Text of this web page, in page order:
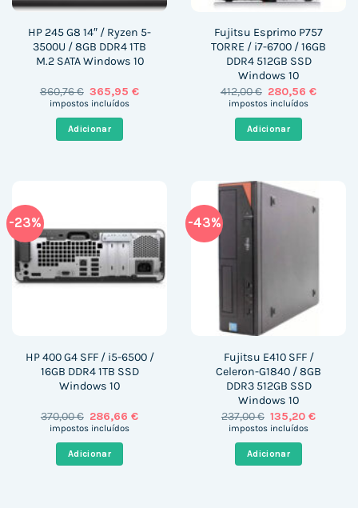
HP 245 G8 14″ / Ryzen 5-
3500U / 8GB DDR4 1TB
M.2 SATA Windows 10
860,76€ O
preço
era:
860,76 €.
365,95€O
impostos incluídos
Adicionar
Fujitsu Esprimo P757
TORRE / i7-6700 / 16GB
DDR4 512GB SSD
Windows 10
412,00€ O
preço
era:
412,00 €.
280,56€O
impostos incluídos
Adicionar
-23%
HP 400 G4 SFF / i5-6500 /
16GB DDR4 1TB SSD
Windows 10
370,00€ O
preço
era:
370,00 €.
286,66€O
impostos incluídos
Adicionar
-43%
Fujitsu E410 SFF /
Celeron-G1840 / 8GB
DDR3 512GB SSD
Windows 10
237,00€ O
preço
era:
237,00 €.
135,20€O
impostos incluídos
Adicionar